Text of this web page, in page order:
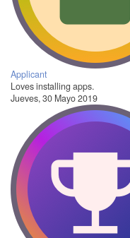
Applicant
Loves installing apps.
Jueves, 30 Mayo 2019